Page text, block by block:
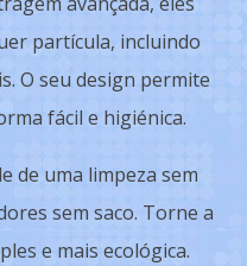
partícula, incluindo
O seu design permite
fácil e higiénica.
de uma limpeza sem
sem saco. Torne a
e mais ecológica.